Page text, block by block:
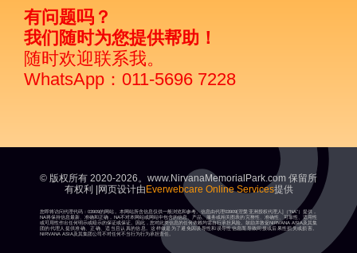
有问题吗？
我们随时为您提供帮助！
随时欢迎联系我。
WhatsApp：011-5696 7228
© 版权所有 2020-2026。www.NirvanaMemorialPark.com 保留所
有权利 |网页设计由 Everwebcare Online Services提供
您即将访问代理代码：03909的网站。本网站所含信息仅供一般浏览和参考。信息由代理03909[涅槃亚洲授权代理人]（“NA”）提供，
NA将保持信息最新、准确和正确，NA不对本网站或网站中包含的信息、产品、服务或相关图表的完整性、准确性、可靠性、适用性
或可用性作出任何明示或暗示的保证或保证。因此，您对此类信息的任何依赖均需自行承担风险。鼓励并敦促NIRVANA ASIA及其集
团的代理人提供准确、正确、适当且认真的信息。这样做是为了避免因误导性和误导性信息而导致间接或后果性损失或损害。
NIRVANA ASIA及其集团公司不对任何不当行为行为承担责任。